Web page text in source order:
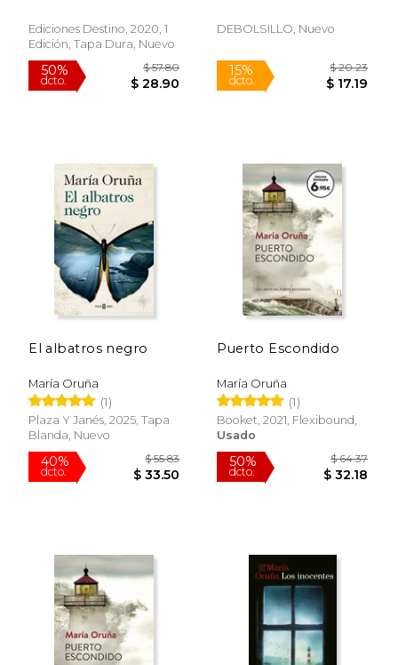
40%
dcto.
50%
dcto.
Ediciones Destino, 2020, 1
Edición, Tapa Dura, Nuevo
DEBOLSILLO, Nuevo
El albatros negro
María Oruña
(1)
Plaza Y Janés, 2025, Tapa
Blanda, Nuevo
Puerto Escondido
María Oruña
(1)
Booket, 2021, Flexibound,
Usado